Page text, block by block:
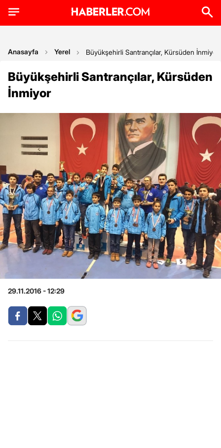
Anasayfa Yerel Büyükşehirli Santrançılar, Kürsüden İnmiyor
Büyükşehirli Santrançılar, Kürsüden
İnmiyor
29.11.2016 - 12:29